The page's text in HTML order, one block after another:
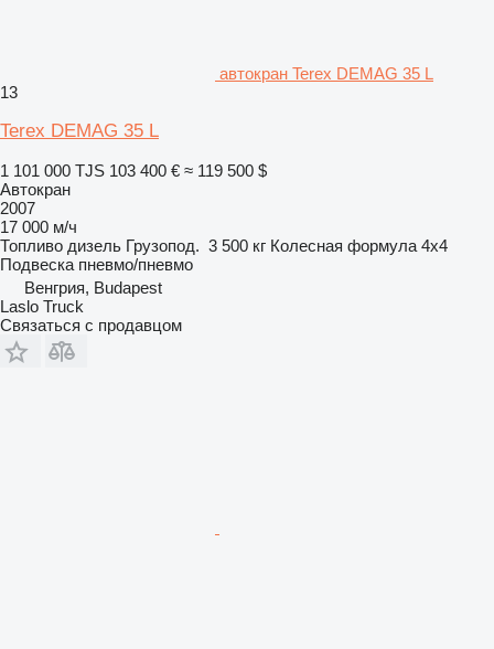
автокран Terex DEMAG 35 L
13
Terex DEMAG 35 L
1 101 000 TJS 103 400 € ≈ 119 500 $
Автокран
2007
17 000 м/ч
Топливо дизель Грузопод. 3 500 кг Колесная формула 4x4
Подвеска пневмо/пневмо
Венгрия, Budapest
Laslo Truck
Связаться с продавцом